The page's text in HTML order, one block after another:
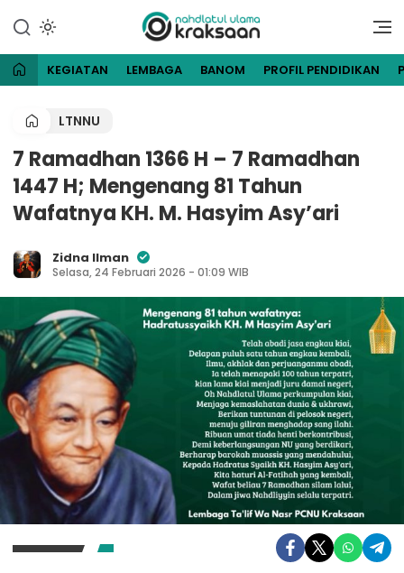
konten
NU Kraksaan
Website Resmi Pengurus
Kraksaan
KEGIATAN LEMBAGA BANOM PROFIL PENDIDIKAN
LTNNU
7 Ramadhan 1366 H – 7 Ramadhan
1447 H; Mengenang 81 Tahun
Wafatnya KH. M. Hasyim Asy’ari
Zidna Ilman
Selasa, 24 Februari 2026 - 01:09 WIB